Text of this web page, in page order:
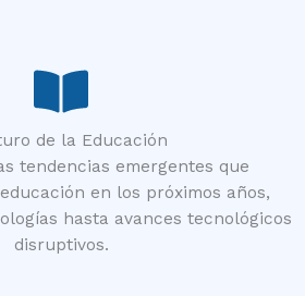
de la Educación
tendencias emergentes que
en los próximos años,
hasta avances tecnológicos
disruptivos.